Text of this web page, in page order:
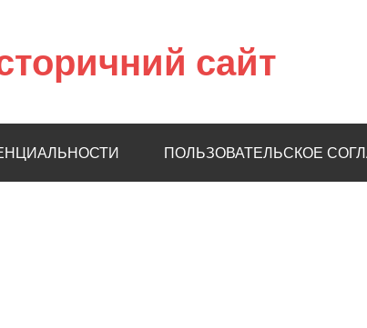
сайт
ПОЛЬЗОВАТЕЛЬСКОЕ